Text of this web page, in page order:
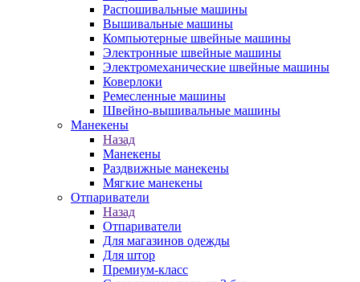
Распошивальные машины
Вышивальные машины
Компьютерные швейные машины
Электронные швейные машины
Электромеханические швейные машины
Коверлоки
Ремесленные машины
Швейно-вышивальные машины
Манекены
Назад
Манекены
Раздвижные манекены
Мягкие манекены
Отпариватели
Назад
Отпариватели
Для магазинов одежды
Для штор
Премиум-класс